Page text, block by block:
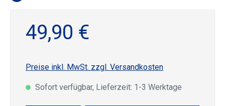
49,90 €
Preise inkl. MwSt. zzgl. Versandkosten
Sofort verfügbar, Lieferzeit: 1-3 Werktage